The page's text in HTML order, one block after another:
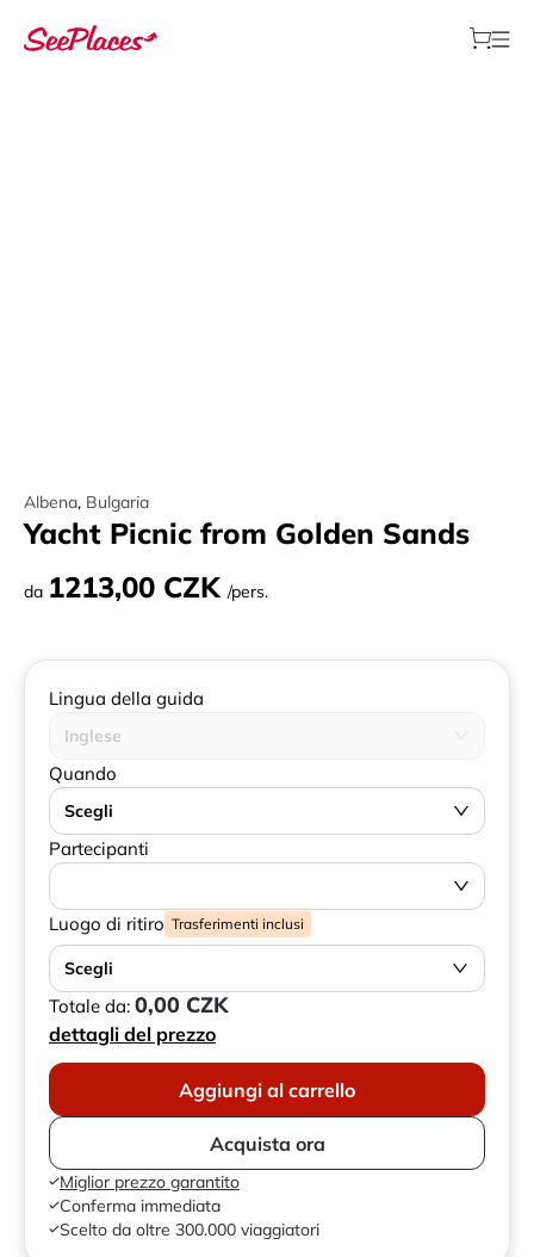
Albena, Bulgaria
Yacht Picnic from Golden Sands
da 1213,00 CZK /pers.
Lingua della guida
Inglese
Quando
Scegli
Partecipanti
Luogo di ritiro Trasferimenti inclusi
Scegli
Totale da: 0,00 CZK
dettagli del prezzo
Aggiungi al carrello
Acquista ora
Miglior prezzo garantito
Conferma immediata
Scelto da oltre 300.000 viaggiatori